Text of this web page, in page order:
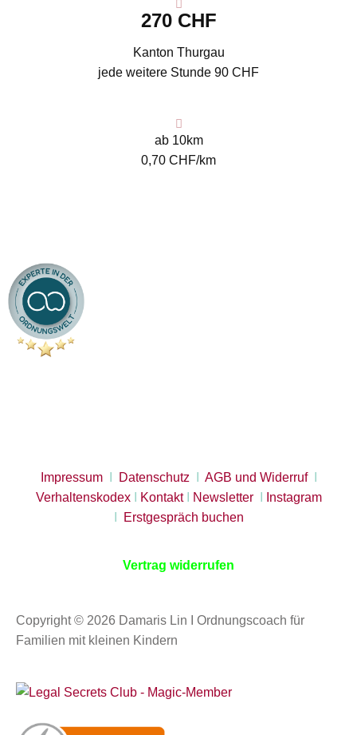
270 CHF
Kanton Thurgau
jede weitere Stunde 90 CHF
ab 10km
0,70 CHF/km
ImpressumI DatenschutzI AGB und WiderrufI
VerhaltenskodexI KontaktI NewsletterI
Instagram
Erstgespräch buchen
Vertrag widerrufen
Copyright © 2026 Damaris Lin I Ordnungscoach für
Familien mit kleinen Kindern